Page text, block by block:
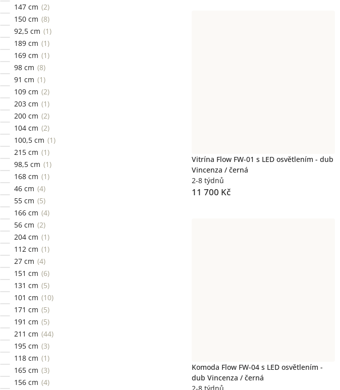
147 cm 2
150 cm 8
92,5 cm
1
189 cm
1
169 cm
1
98 cm 8
91 cm
1
109 cm 2
203 cm
1
200 cm 2
104 cm 2
100,5 cm
1
215 cm
1
98,5 cm
1
168 cm
1
46 cm 4
55 cm
5
166 cm 4
56 cm 2
204 cm
1
112 cm
1
27 cm 4
151 cm
6
131 cm
5
101 cm
10
171 cm
5
191 cm
5
211 cm 44
195 cm 3
118 cm
1
165 cm 3
156 cm 4
Vitrína Flow FW-01 s LED osvětlením - dub
Vincenza / černá
2-8 týdnů
11 700 Kč
Komoda Flow FW-04 s LED osvětlením -
dub Vincenza / černá